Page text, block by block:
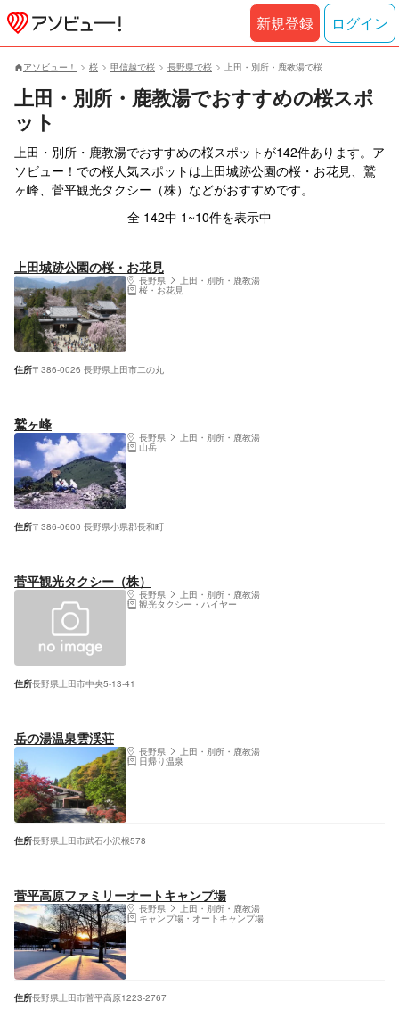
アソビュー！ 桜 甲信越で桜 長野県で桜 上田・別所・鹿教湯で桜
上田・別所・鹿教湯でおすすめの桜スポ
ット
上田・別所・鹿教湯でおすすめの桜スポットが142件あります。ア
ソビュー！での桜人気スポットは上田城跡公園の桜・お花見、鷲
ヶ峰、菅平観光タクシー（株）などがおすすめです。
全 142中 1~10件を表示中
上田城跡公園の桜・お花見
長野県 上田・別所・鹿教湯
桜・お花見
住所〒386-0026 長野県上田市二の丸
鷲ヶ峰
長野県 上田・別所・鹿教湯
山岳
住所〒386-0600 長野県小県郡長和町
菅平観光タクシー（株）
長野県 上田・別所・鹿教湯
観光タクシー・ハイヤー
住所長野県上田市中央5-13-41
岳の湯温泉雲渓荘
長野県 上田・別所・鹿教湯
日帰り温泉
住所長野県上田市武石小沢根578
菅平高原ファミリーオートキャンプ場
長野県 上田・別所・鹿教湯
キャンプ場・オートキャンプ場
住所長野県上田市菅平高原1223-2767
新規登録 ログイン